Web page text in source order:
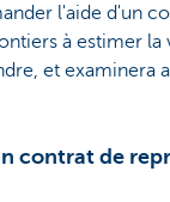
l'aide d'un
à estimer la
et examinera
contrat de